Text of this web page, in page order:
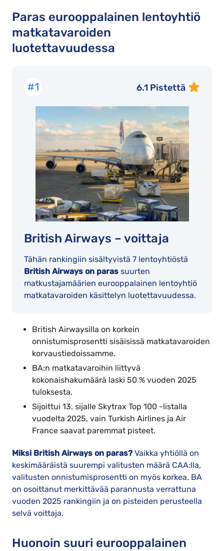
Paras eurooppalainen lentoyhtiö
matkatavaroiden
luotettavuudessa
#1
British Airways – voittaja
Tähän rankingiin sisältyvistä 7 lentoyhtiöstä
British Airways on paras suurten
matkustajamäärien eurooppalainen lentoyhtiö
matkatavaroiden käsittelyn luotettavuudessa.
6.1 Pistettä
British Airwaysilla on korkein
onnistumisprosentti sisäisissä matkatavaroiden
korvaustiedoissamme.
BA:n matkatavaroihin liittyvä
kokonaishakumäärä laski 50 % vuoden 2025
tuloksesta.
Sijoittui 13. sijalle Skytrax Top 100 -listalla
vuodelta 2025, vain Turkish Airlines ja Air
France saavat paremmat pisteet.
Miksi British Airways on paras? Vaikka yhtiöllä on
keskimääräistä suurempi valitusten määrä CAA:lla,
valitusten onnistumisprosentti on myös korkea. BA
on osoittanut merkittävää parannusta verrattuna
vuoden 2025 rankingiin ja on pisteiden perusteella
selvä voittaja.
Huonoin suuri eurooppalainen